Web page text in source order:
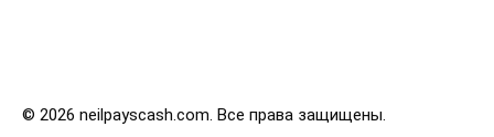
© 2026 neilpayscash.com. Все права защищены.